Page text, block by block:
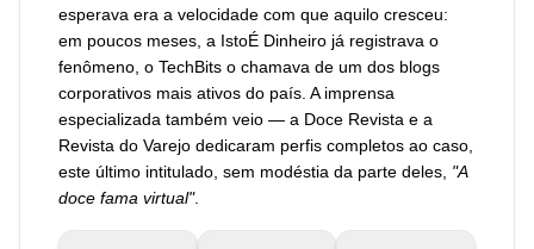
esperava era a velocidade com que aquilo cresceu:
em poucos meses, a IstoÉ Dinheiro já registrava o
fenômeno, o TechBits o chamava de um dos blogs
corporativos mais ativos do país. A imprensa
especializada também veio — a Doce Revista e a
Revista do Varejo dedicaram perfis completos ao caso,
este último intitulado, sem modéstia da parte deles, "A
doce fama virtual".